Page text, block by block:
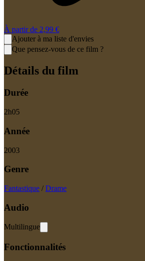
À partir de 2,99 €
Ajouter à ma liste d'envies
Que pensez-vous de ce film ?
Détails du film
Durée
2h05
Année
2003
Genre
Fantastique /Drame
Audio
Multilingue
Fonctionnalités